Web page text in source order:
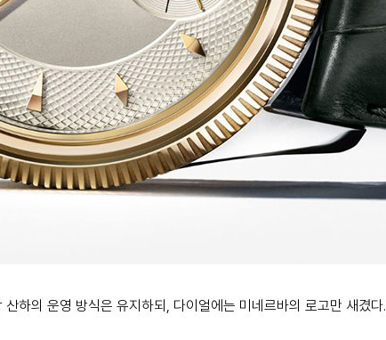
하의 운영 방식은 유지하되, 다이얼에는 미네르바의 로고만 새겼다.